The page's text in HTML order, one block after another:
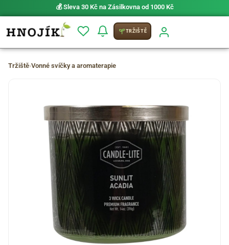
💰 Sleva 30 Kč na Zásilkovna od 1000 Kč
TRŽIŠTĚ
Tržiště›Vonné svíčky a aromaterapie